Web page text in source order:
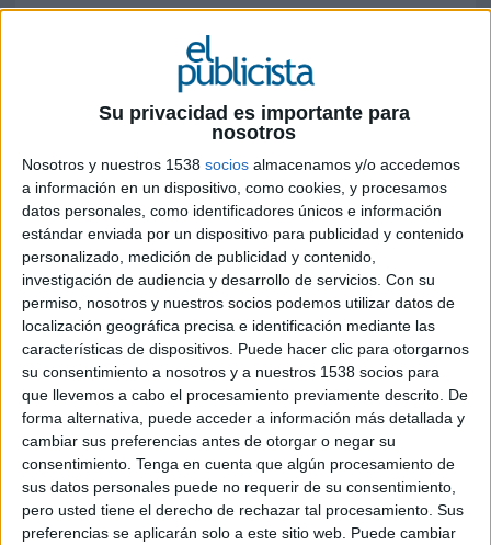
Su privacidad es importante para
nosotros
Nosotros y nuestros 1538 socios almacenamos y/o accedemos
a información en un dispositivo, como cookies, y procesamos
datos personales, como identificadores únicos e información
estándar enviada por un dispositivo para publicidad y contenido
personalizado, medición de publicidad y contenido,
investigación de audiencia y desarrollo de servicios. Con su
permiso, nosotros y nuestros socios podemos utilizar datos de
localización geográfica precisa e identificación mediante las
características de dispositivos. Puede hacer clic para otorgarnos
su consentimiento a nosotros y a nuestros 1538 socios para
que llevemos a cabo el procesamiento previamente descrito. De
forma alternativa, puede acceder a información más detallada y
cambiar sus preferencias antes de otorgar o negar su
consentimiento. Tenga en cuenta que algún procesamiento de
sus datos personales puede no requerir de su consentimiento,
pero usted tiene el derecho de rechazar tal procesamiento. Sus
preferencias se aplicarán solo a este sitio web. Puede cambiar
29 DE ENERO DE 2021
Ficha técnica “Think Disruptive”